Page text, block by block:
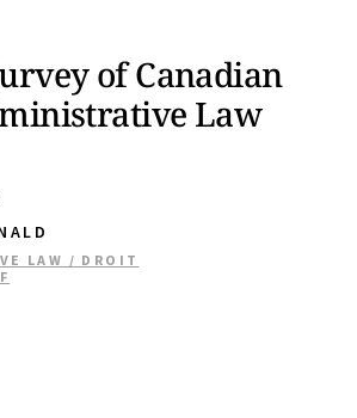
of Canadian
Law
LAW / DROIT